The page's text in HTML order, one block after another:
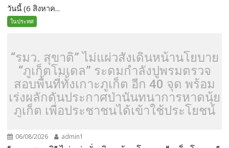
วันนี้ (6 สิงหาค...
ในประทศ
“รมว. สุขาติ” ไม่แผ่วสั่งเดินหน้านโยบาย
“ภูเก็ตโมเดล” ระดมกำลังปูพรมตรวจ
สอบพื้นที่ทั้งเกาะภูเก็ต อีก 40 จุด พร้อม
เร่งผลักดันประกาศป่านันทนาการหาดนุ้ย
ภูเก็ต เพื่อประชาชนได้เข้าใช้ประโยชน์
06/08/2026 admin1